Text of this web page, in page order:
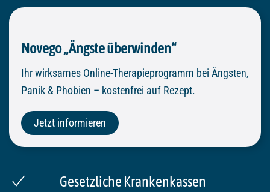
Novego „Ängste überwinden“
Ihr wirksames Online-Therapieprogramm bei Ängsten,
Panik & Phobien – kostenfrei auf Rezept.
Jetzt informieren
Gesetzliche Krankenkassen